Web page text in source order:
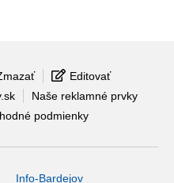
Editovať
Naše reklamné prvky
podmienky
Info-Bardejov